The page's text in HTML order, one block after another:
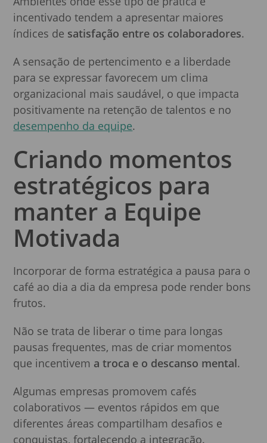
incentivado tendem a apresentar maiores
índices de satisfação entre os colaboradores.
A sensação de pertencimento e a liberdade
para se expressar favorecem um clima
organizacional mais saudável, o que impacta
positivamente na retenção de talentos e no
desempenho da equipe.
Criando momentos
estratégicos para
manter a Equipe
Motivada
Incorporar de forma estratégica a pausa para o
café ao dia a dia da empresa pode render bons
frutos.
Não se trata de liberar o time para longas
pausas frequentes, mas de criar momentos
que incentivem a troca e o descanso mental.
Algumas empresas promovem cafés
colaborativos — eventos rápidos em que
diferentes áreas compartilham desafios e
conquistas, fortalecendo a integração.